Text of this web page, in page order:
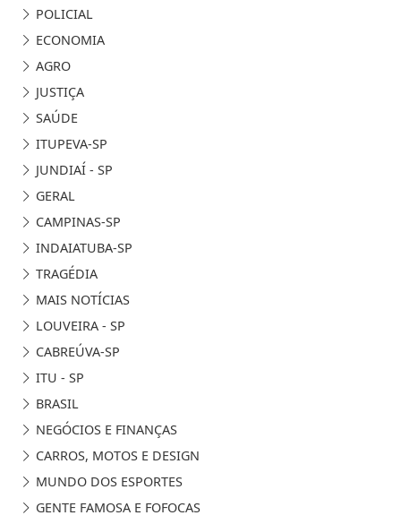
POLICIAL
ECONOMIA
AGRO
JUSTIÇA
SAÚDE
ITUPEVA-SP
JUNDIAÍ - SP
GERAL
CAMPINAS-SP
INDAIATUBA-SP
TRAGÉDIA
MAIS NOTÍCIAS
LOUVEIRA - SP
CABREÚVA-SP
ITU - SP
BRASIL
NEGÓCIOS E FINANÇAS
CARROS, MOTOS E DESIGN
MUNDO DOS ESPORTES
GENTE FAMOSA E FOFOCAS